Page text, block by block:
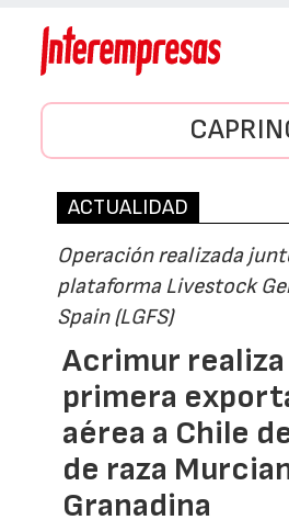
ACTUALIDAD
Operación realizada
plataforma Livestock
Spain (LGFS)
Acrimur realiza
primera
aérea a Chile
de raza
Granadina